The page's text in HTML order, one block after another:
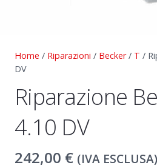
Home / Riparazioni / Becker/ T /
DV
Riparazione
4.10 DV
242,00 € (IVA ESCLUSA)